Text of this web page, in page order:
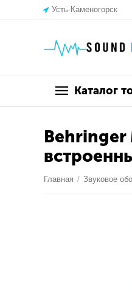
Усть-Каменогорск
Каталог
Behringer
Главная / Звуковое